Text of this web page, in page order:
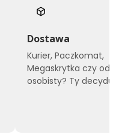
Dostawa
Kurier, Paczkomat,
Megaskrytka czy
osobisty? Ty